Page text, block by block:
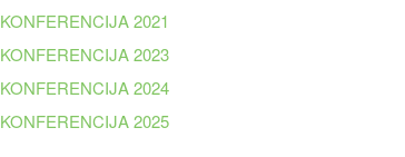
KONFERENCIJA 2021
KONFERENCIJA 2023
KONFERENCIJA 2024
KONFERENCIJA 2025